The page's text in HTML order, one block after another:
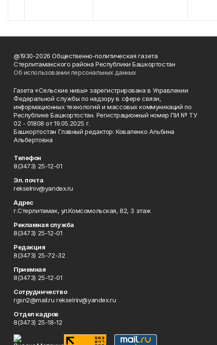
@1930-2026 Общественно-политическая газета
Стерлитамакского района Республики Башкортостан
Об использовании персональных данных
Газета «Сельские нивы» зарегистрирована в Управлении
Федеральной службы по надзору в сфере связи,
информационных технологий и массовых коммуникаций по
Республике Башкортостан. Регистрационный номер ПИ № ТУ
02 - 01808 от 19.05.2025 г.
Башкортостан Главный редактор: Коваленко Альбина
Альбертовна
Телефон
8(3473) 25-12-01
Эл. почта
rekselniv@yandex.ru
Адрес
г.Стерлитамак, ул.Комсомольская, 82, 3 этаж
Рекламная служба
8(3473) 25-12-01
Редакция
8(3473) 25-72-32
Приемная
8(3473) 25-12-01
Сотрудничество
rgsn2@mail.ru rekselniv@yandex.ru
Отдел кадров
8(3473) 25-18-12